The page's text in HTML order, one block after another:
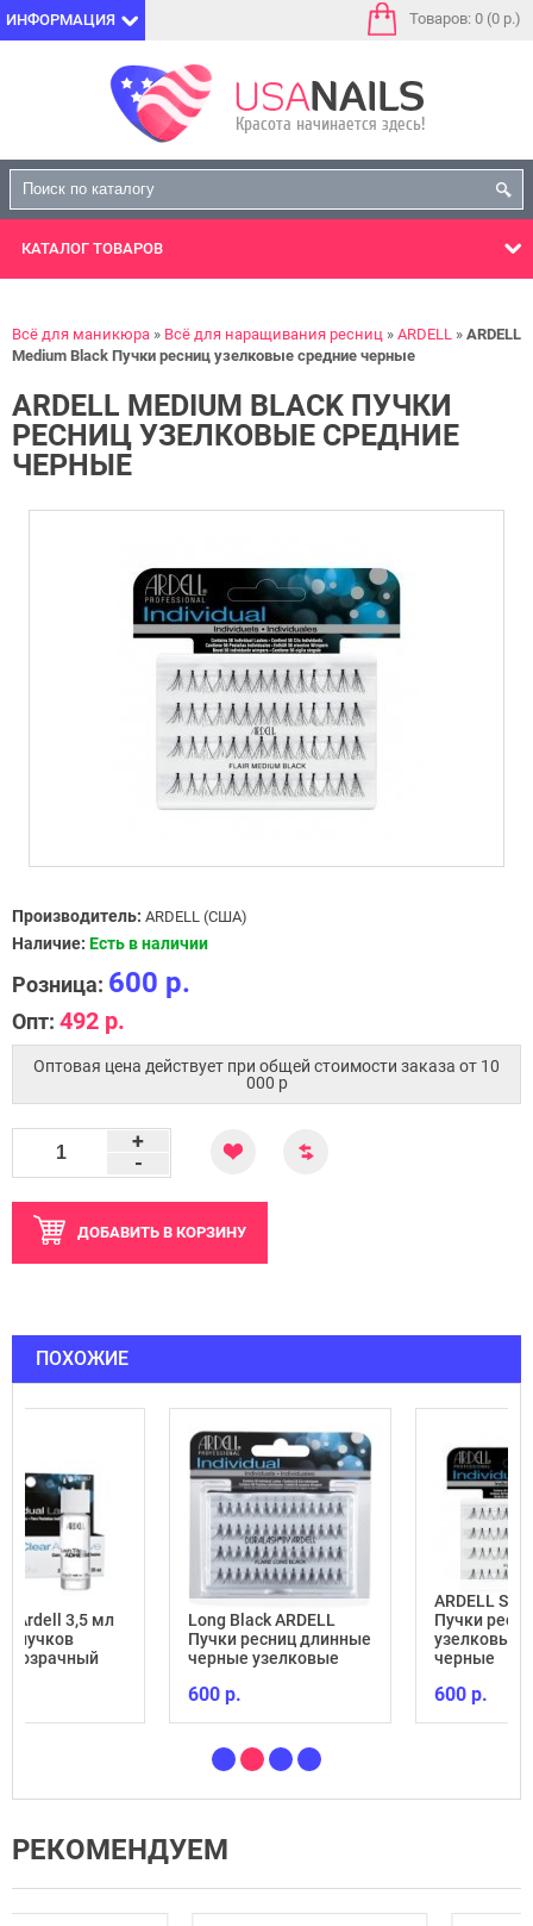
ИНФОРМАЦИЯ Товаров: 0 (0 р.)
КАТАЛОГ ТОВАРОВ
Всё для маникюра Всё для наращивания ресниц ARDELL
ARDELL
Medium Black Пучки ресниц узелковые средние черные
ARDELL MEDIUM BLACK ПУЧКИ
РЕСНИЦ УЗЕЛКОВЫЕ СРЕДНИЕ
ЧЕРНЫЕ
Производитель: ARDELL (США)
Наличие: Есть в наличии
Розница: 600 р.
Опт: 492 р.
Оптовая цена действует при общей стоимости заказа от 10
000 p
-
+
ДОБАВИТЬ В КОРЗИНУ
ПОХОЖИЕ
мл
Long Black ARDELL
Пучки ресниц длинные
черные узелковые
ARDELL Short Black
Пучки ресниц
узелковые короткие
РЕКОМЕНДУЕМ